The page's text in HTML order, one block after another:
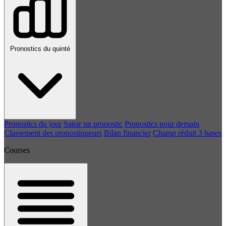
Pronostics du quinté
Pronostics du jour Saisir un pronostic Pronostics pour demain
Classement des pronostiqueurs Bilan financier Champ réduit 3 bases
Courses